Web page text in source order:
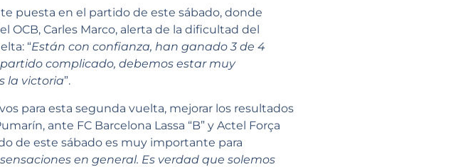
puesta en el partido de este sábado, donde
Carles Marco, alerta de la dificultad del
“Están con confianza, han ganado 3 de 4
complicado, debemos estar muy
la victoria”.
para esta segunda vuelta, mejorar los resultados
ante FC Barcelona Lassa “B” y Actel Força
de este sábado es muy importante para
en general. Es verdad que solemos